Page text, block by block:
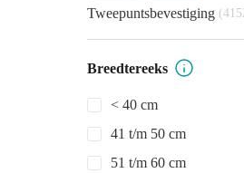
Tweepuntsbevestiging
Breedtereeks
< 40 cm
41 t/m 50 cm
51 t/m 60 cm